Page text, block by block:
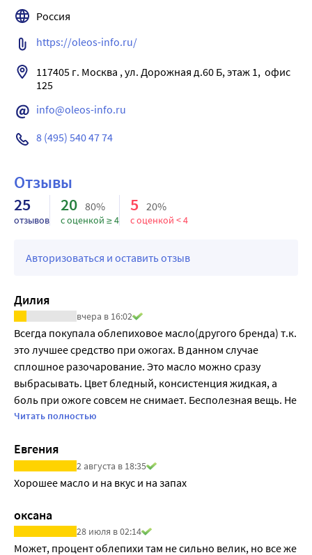
В суточной дозе 1 чайной ложке (3-5 мл) содержится:
ПНЖК Омега 6 - 15-25% от нормы суточного потребления
Каротиноидов (в пересчёте на бета-каротин) 24-40%
Россия
https://oleos-info.ru/
117405 г. Москва , ул. Дорожная д.60 Б, этаж 1,  офис
info@oleos-info.ru
8 (495) 540 47 74
Отзывы
25
отзывов
20 80%
с оценкой ≥ 4
5 20%
с оценкой < 4
Авторизоваться и оставить отзыв
Дилия
вчера в 16:02
Всегда покупала облепиховое масло(другого бренда) т.к.
это лучшее средство при ожогах. В данном случае
сплошное разочарование. Это масло можно сразу
выбрасывать. Цвет бледный, консистенция жидкая, а
боль при ожоге совсем не снимает. Бесполезная вещь. Не
советую покупать.
Читать полностью
Евгения
2 августа в 18:35
Хорошее масло и на вкус и на запах
оксана
28 июля в 02:14
Может, процент облепихи там не сильно велик, но все же